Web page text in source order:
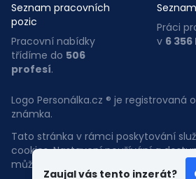
Zaujal vás tento inzerát?
Seznam pracovních
pozic
Pracovní nabídky
třídíme do 506
profesí.
Práci
v 6
Logo Personálka.cz ® je registrovaná
známka.
Tato stránka v rámci poskytování
cookies. Nastavení používání a
můžete upravit v nastavení prohlížeče.